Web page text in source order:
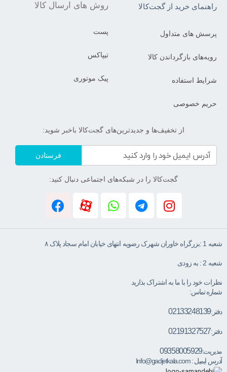
راهنمای خرید از گجت‌کالا
پرسش های متداول
رویه‌های بازگرداندن کالا
شرایط استفاده
حریم خصوصی
روش های ارسال کالا
پست
تیپاکس
پیک موتوری
از تخفیف‌ها و جدیدترین‌های گجت‌کالا باخبر شوید:
فرستادن
گجت‌کالا را در شبکه‌های اجتماعی دنبال کنید:
شعبه 1 :بزرگراه خاوران شهرک رضویه انتهای خیابان امام سجاد پلاک ۸
شعبه 2 : به زودی
نظرات خود را با ما به اشتراک بذارید
شماره تماس:
دفتر:02133248139
دفتر:02191327527
مدیریت:09358005929
آدرس ایمیل :Info@gadjetkala.com